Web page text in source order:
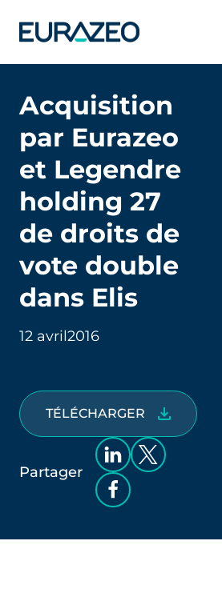
Acquisition
par Eurazeo
et Legendre
holding 27
de droits de
vote double
dans Elis
12 avril2016
TÉLÉCHARGER
Partager